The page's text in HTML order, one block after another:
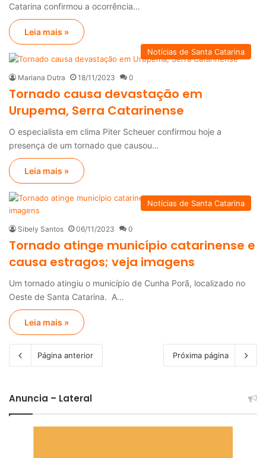
Catarina confirmou a ocorrência…
Leia mais »
Notícias de Santa Catarina
Mariana Dutra 18/11/2023 0
Tornado causa devastação em
Urupema, Serra Catarinense
O especialista em clima Piter Scheuer confirmou hoje a
presença de um tornado que causou…
Leia mais »
Notícias de Santa Catarina
Sibely Santos 06/11/2023 0
Tornado atinge município catarinense e
causa estragos; veja imagens
Um tornado atingiu o município de Cunha Porã, localizado no
Oeste de Santa Catarina. A…
Leia mais »
Página anterior Próxima página
Anuncia – Lateral